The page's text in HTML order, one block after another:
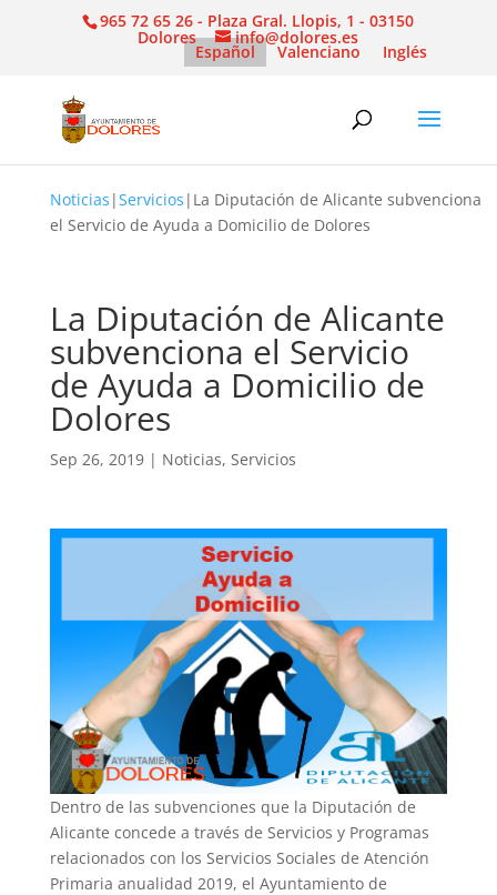
965 72 65 26 - Plaza Gral. Llopis, 1 - 03150
Dolores info@dolores.es
Español Valenciano Inglés
Noticias |Servicios | La Diputación de Alicante subvenciona
el Servicio de Ayuda a Domicilio de Dolores
La Diputación de Alicante
subvenciona el Servicio
de Ayuda a Domicilio de
Dolores
Sep 26, 2019| Noticias, Servicios
Dentro de las subvenciones que la Diputación de
Alicante concede a través de Servicios y Programas
relacionados con los Servicios Sociales de Atención
Primaria anualidad 2019, el Ayuntamiento de